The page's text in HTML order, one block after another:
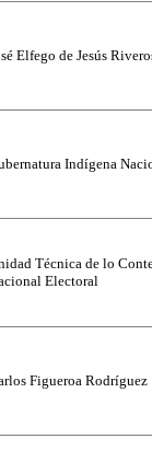
Elfego de Jesús
Indígena
Técnica de lo
Electoral
Figueroa Rodríguez